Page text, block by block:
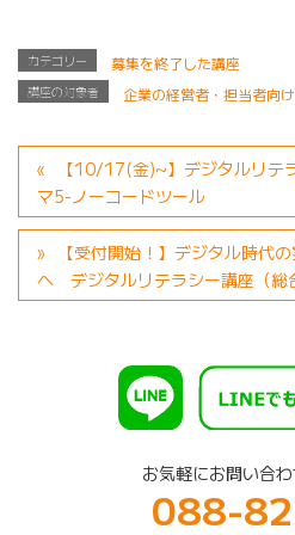
カテゴリー 募集を終了した講座
講座の対象者 企業の経営者・担当者向け
【10/17(金)~】デジタルリテ
マ5-ノーコードツール
【受付開始！】デジタル時代
へ デジタルリテラシー講座（総
お気軽にお問い合わ
088-